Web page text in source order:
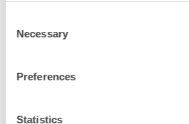
Selection
Necessary
Preferences
Statistics
sebastian.hummarkoski@renta.fi